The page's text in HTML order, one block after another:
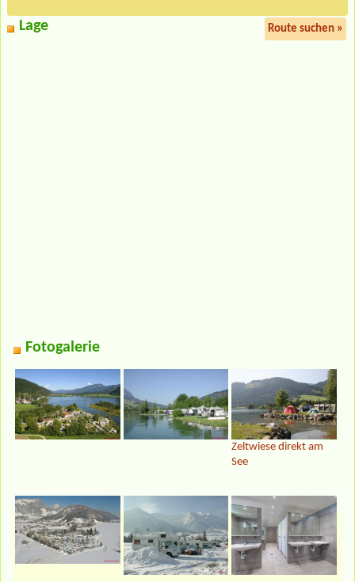
Lage Route suchen »
Fotogalerie
Zeltwiese direkt am
See